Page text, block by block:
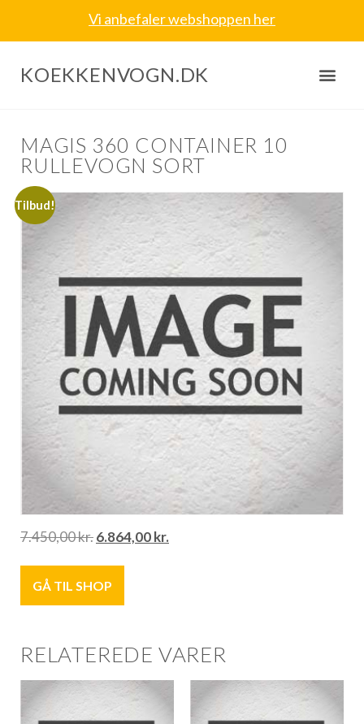
Vi anbefaler webshoppen her
KOEKKENVOGN.DK
MAGIS 360 CONTAINER 10
RULLEVOGN SORT
Tilbud!
7.450,00kr.6.864,00kr.
GÅ TIL SHOP
RELATEREDE VARER